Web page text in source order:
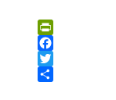
PrintFriendly
Facebook
Twitter